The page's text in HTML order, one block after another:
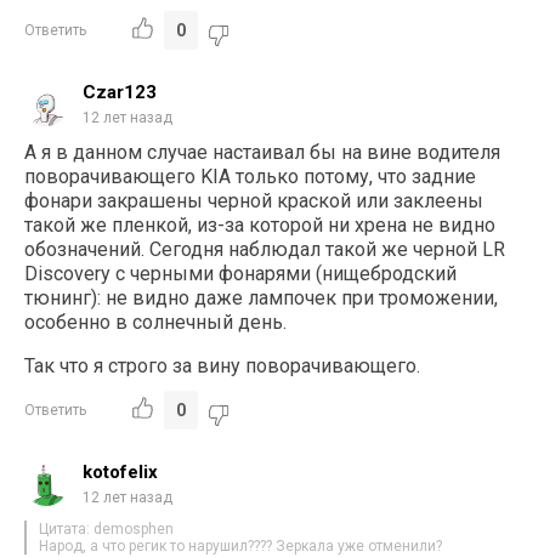
Ответить 0
Czar123
12 лет назад
А я в данном случае настаивал бы на вине водителя
поворачивающего KIA только потому, что задние
фонари закрашены черной краской или заклеены
такой же пленкой, из-за которой ни хрена не видно
обозначений. Сегодня наблюдал такой же черной LR
Discovery с черными фонарями (нищебродский
тюнинг): не видно даже лампочек при троможении,
особенно в солнечный день.
Так что я строго за вину поворачивающего.
Ответить 0
kotofelix
12 лет назад
Цитата: demosphen
Народ, а что регик то нарушил???? Зеркала уже отменили?